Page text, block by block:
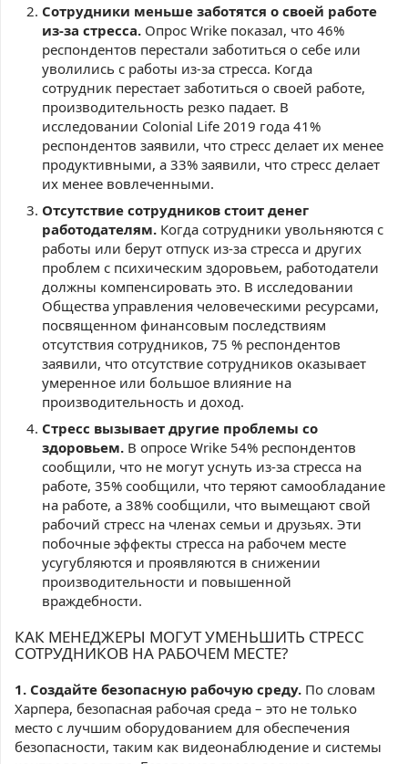
Сотрудники меньше заботятся о своей работе
из-за стресса. Опрос Wrike показал, что 46%
респондентов перестали заботиться о себе или
уволились с работы из-за стресса. Когда
сотрудник перестает заботиться о своей работе,
производительность резко падает. В
исследовании Colonial Life 2019 года 41%
респондентов заявили, что стресс делает их менее
продуктивными, а 33% заявили, что стресс делает
их менее вовлеченными.
Отсутствие сотрудников стоит денег
работодателям. Когда сотрудники увольняются с
работы или берут отпуск из-за стресса и других
проблем с психическим здоровьем, работодатели
должны компенсировать это. В исследовании
Общества управления человеческими ресурсами,
посвященном финансовым последствиям
отсутствия сотрудников, 75 % респондентов
заявили, что отсутствие сотрудников оказывает
умеренное или большое влияние на
производительность и доход.
Стресс вызывает другие проблемы со
здоровьем. В опросе Wrike 54% респондентов
сообщили, что не могут уснуть из-за стресса на
работе, 35% сообщили, что теряют самообладание
на работе, а 38% сообщили, что вымещают свой
рабочий стресс на членах семьи и друзьях. Эти
побочные эффекты стресса на рабочем месте
усугубляются и проявляются в снижении
производительности и повышенной
враждебности.
КАК МЕНЕДЖЕРЫ МОГУТ УМЕНЬШИТЬ СТРЕСС
СОТРУДНИКОВ НА РАБОЧЕМ МЕСТЕ?
1. Создайте безопасную рабочую среду. По словам
Харпера, безопасная рабочая среда – это не только
место с лучшим оборудованием для обеспечения
безопасности, таким как видеонаблюдение и системы